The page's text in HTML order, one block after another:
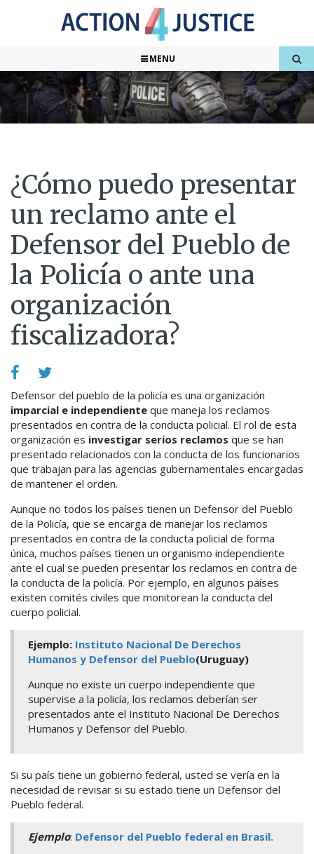
MENU
¿Cómo puedo presentar
un reclamo ante el
Defensor del Pueblo de
la Policía o ante una
organización
fiscalizadora?
Defensor del pueblo de la policía es una organización
imparcial e independiente que maneja los reclamos
presentados en contra de la conducta policial. El rol de esta
organización es investigar serios reclamos que se han
presentado relacionados con la conducta de los funcionarios
que trabajan para las agencias gubernamentales encargadas
de mantener el orden.
Aunque no todos los países tienen un Defensor del Pueblo
de la Policía, que se encarga de manejar los reclamos
presentados en contra de la conducta policial de forma
única, muchos países tienen un organismo independiente
ante el cual se pueden presentar los reclamos en contra de
la conducta de la policía. Por ejemplo, en algunos países
existen comités civiles que monitorean la conducta del
cuerpo policial.
Ejemplo: Instituto Nacional De Derechos
Humanos y Defensor del Pueblo(Uruguay)
Aunque no existe un cuerpo independiente que
supervise a la policía, los reclamos deberían ser
presentados ante el Instituto Nacional De Derechos
Humanos y Defensor del Pueblo.
Si su país tiene un gobierno federal, usted se vería en la
necesidad de revisar si su estado tiene un Defensor del
Pueblo federal.
Ejemplo: Defensor del Pueblo federal en Brasil.